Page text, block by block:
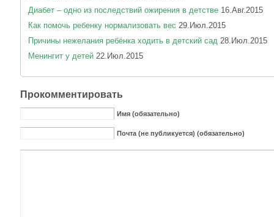
Диабет – одно из последствий ожирения в детстве 16.Авг.2015
Как помочь ребенку нормализовать вес 29.Июл.2015
Причины нежелания ребёнка ходить в детский сад 28.Июл.2015
Менингит у детей 22.Июл.2015
Прокомментировать
Имя (обязательно)
Почта (не публикуется) (обязательно)